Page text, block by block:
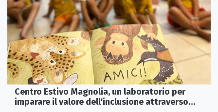
Centro Estivo Magnolia, un laboratorio per
imparare il valore dell'inclusione attraverso